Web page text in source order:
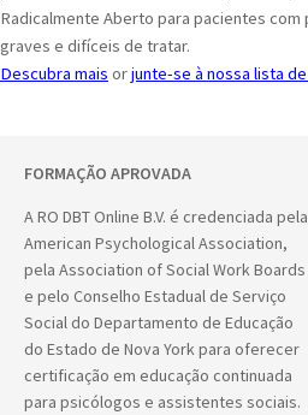
Radicalmente Aberto para pacientes
graves e difíceis de tratar.
Descubra mais orjunte-se à nossa lista
FORMAÇÃO APROVADA
A RO DBT Online B.V. é credenciada pela
American Psychological Association,
pela Association of Social Work Boards
e pelo Conselho Estadual de Serviço
Social do Departamento de Educação
do Estado de Nova York para oferecer
certificação em educação continuada
para psicólogos e assistentes sociais.